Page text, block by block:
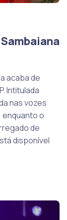
acaba de
Intitulada
nas vozes
enquanto o
de
disponível